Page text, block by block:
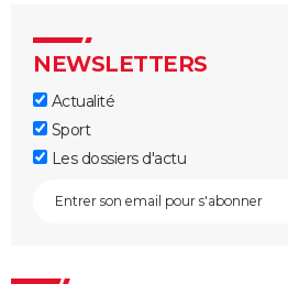
NEWSLETTERS
Actualité
Sport
Les dossiers d'actu